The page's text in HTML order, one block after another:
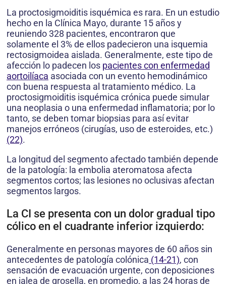
La proctosigmoiditis isquémica es rara. En un estudio
hecho en la Clínica Mayo, durante 15 años y
reuniendo 328 pacientes, encontraron que
solamente el 3% de ellos padecieron una isquemia
rectosigmoidea aislada. Generalmente, este tipo de
afección lo padecen los pacientes con enfermedad
aortoilíaca asociada con un evento hemodinámico
con buena respuesta al tratamiento médico. La
proctosigmoiditis isquémica crónica puede simular
una neoplasia o una enfermedad inflamatoria; por lo
tanto, se deben tomar biopsias para así evitar
manejos erróneos (cirugías, uso de esteroides, etc.)
(22).
La longitud del segmento afectado también depende
de la patología: la embolia ateromatosa afecta
segmentos cortos; las lesiones no oclusivas afectan
segmentos largos.
La CI se presenta con un dolor gradual tipo
cólico en el cuadrante inferior izquierdo:
Generalmente en personas mayores de 60 años sin
antecedentes de patología colónica (14-21), con
sensación de evacuación urgente, con deposiciones
en jalea de grosella, en promedio, a las 24 horas de